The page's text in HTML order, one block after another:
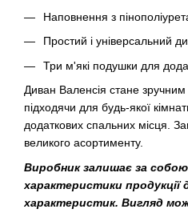
Наповнення з
Простий і універсальний
Три м'які подушки для
Диван Валенсія стане
підходячи для будь-якої
додаткових спальних місця.
великого асортименту.
Виробник залишає за
характеристики продукції
характеристик. Вигляд